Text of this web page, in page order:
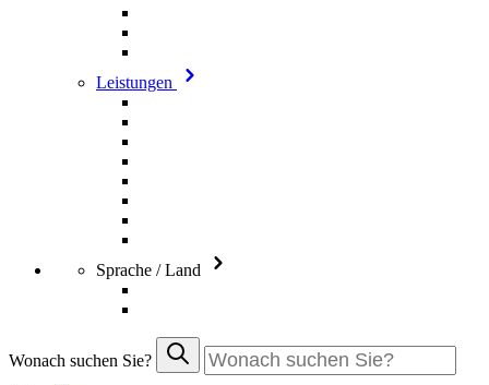
Leistungen
Sprache / Land
Wonach suchen Sie?